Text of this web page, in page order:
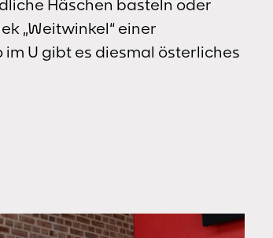
Häschen basteln oder
„Weitwinkel“ einer
U gibt es diesmal österliches